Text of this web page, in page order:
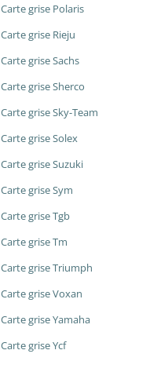
Carte grise Polaris
Carte grise Rieju
Carte grise Sachs
Carte grise Sherco
Carte grise Sky-Team
Carte grise Solex
Carte grise Suzuki
Carte grise Sym
Carte grise Tgb
Carte grise Tm
Carte grise Triumph
Carte grise Voxan
Carte grise Yamaha
Carte grise Ycf